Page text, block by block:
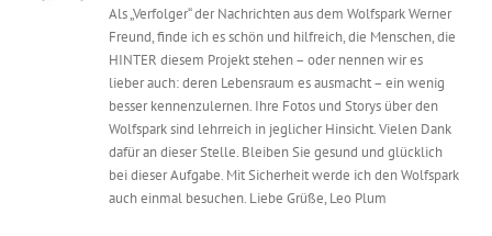
Als „Verfolger“ der Nachrichten aus dem Wolfspark Werner
Freund, finde ich es schön und hilfreich, die Menschen, die
HINTER diesem Projekt stehen – oder nennen wir es
lieber auch: deren Lebensraum es ausmacht – ein wenig
besser kennenzulernen. Ihre Fotos und Storys über den
Wolfspark sind lehrreich in jeglicher Hinsicht. Vielen Dank
dafür an dieser Stelle. Bleiben Sie gesund und glücklich
bei dieser Aufgabe. Mit Sicherheit werde ich den Wolfspark
auch einmal besuchen. Liebe Grüße, Leo Plum